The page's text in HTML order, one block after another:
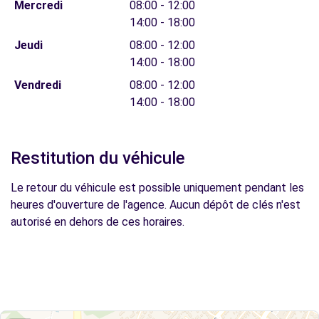
Mercredi
08:00 - 12:00
14:00 - 18:00
Jeudi
08:00 - 12:00
14:00 - 18:00
Vendredi
08:00 - 12:00
14:00 - 18:00
Restitution du véhicule
Le retour du véhicule est possible uniquement pendant les
heures d'ouverture de l'agence. Aucun dépôt de clés n'est
autorisé en dehors de ces horaires.